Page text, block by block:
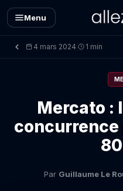
Menu
4 mars 2024· 1 min
Mercato :
concurrence
Par Guillaume Le